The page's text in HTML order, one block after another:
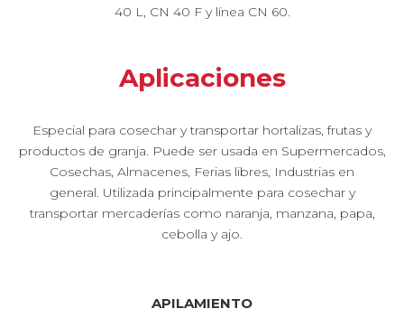
40 L, CN 40 F y línea CN 60.
Aplicaciones
Especial para cosechar y transportar hortalizas, frutas y
productos de granja. Puede ser usada en Supermercados,
Cosechas, Almacenes, Ferias libres, Industrias en
general. Utilizada principalmente para cosechar y
transportar mercaderías como naranja, manzana, papa,
cebolla y ajo.
APILAMIENTO